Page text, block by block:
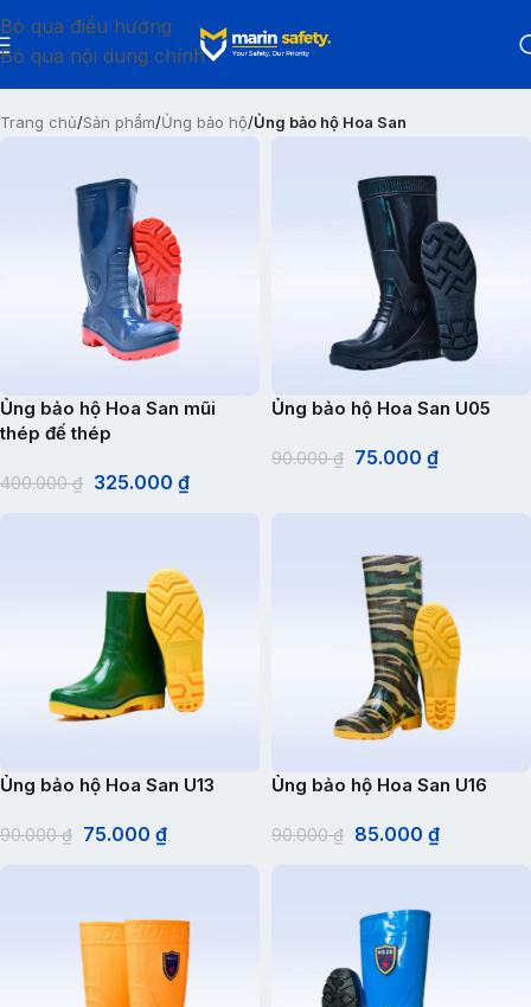
Bỏ qua điều hướng
Bỏ qua nội dung chính
Trang chủ/Sản phẩm/Ủng bảo hộ/Ủng bảo hộ Hoa San
Ủng bảo hộ Hoa San mũi
thép đế thép
400.000₫ 325.000 ₫
Ủng bảo hộ Hoa San U05
90.000₫ 75.000 ₫
Ủng bảo hộ Hoa San U13
90.000₫ 75.000 ₫
Ủng bảo hộ Hoa San U16
90.000₫ 85.000 ₫